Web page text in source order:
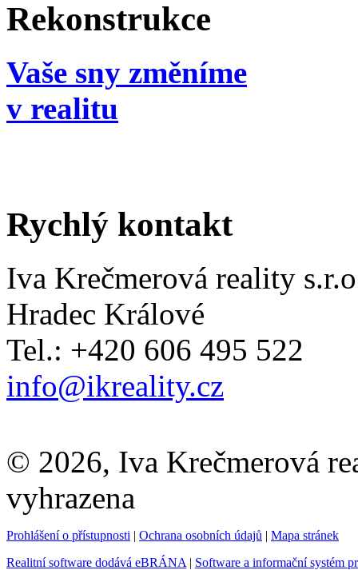
Rekonstrukce
Vaše sny změníme
v realitu
Rychlý kontakt
Iva Krečmerová reality
Hradec Králové
Tel.: +420 606 495 522
info@ikreality.cz
© 2026, Iva Krečmerová
vyhrazena
Prohlášení o přístupnosti | Ochrana osobních údajů | Mapa stránek
Realitní software dodává eBRÁNA | Software a informační systém